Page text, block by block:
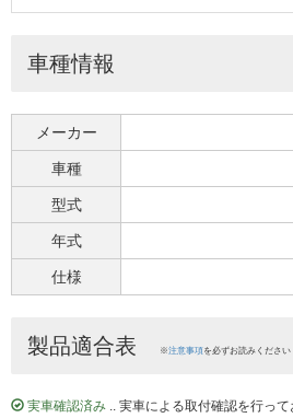
車種情報
メーカー
車種
型式
年式
仕様
製品適合表 ※注意事項を必ずお読みください
実車確認済み .. 実車による取付確認を行っ